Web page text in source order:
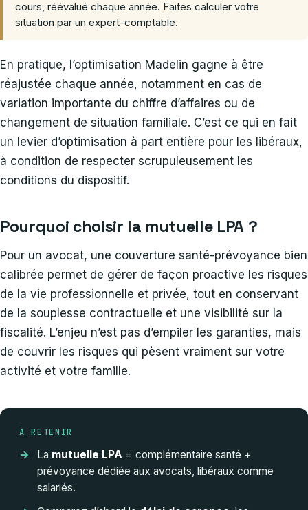
cours, réévalué chaque année. Faites calculer votre
situation par un expert-comptable.
En pratique, l’optimisation Madelin gagne à être
réajustée chaque année, notamment en cas de
variation importante du chiffre d’affaires ou de
changement de situation familiale. C’est ce qui en fait
un levier d’optimisation à part entière pour les libéraux,
à condition de respecter scrupuleusement les
conditions du dispositif.
Pourquoi choisir la mutuelle LPA ?
Pour un avocat, une couverture santé-prévoyance bien
calibrée permet de gérer de façon proactive les risques
de la vie professionnelle et privée, tout en conservant
de la souplesse contractuelle et une visibilité sur la
fiscalité. L’enjeu n’est pas d’empiler les garanties, mais
de couvrir les risques qui pèsent vraiment sur votre
activité et votre famille.
À RETENIR
La mutuelle LPA = complémentaire santé +
prévoyance dédiée aux avocats, libéraux comme
salariés.